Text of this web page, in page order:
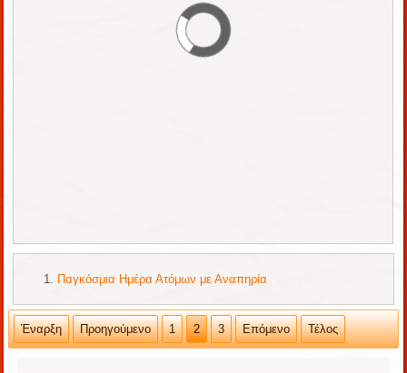
Παγκόσμια Ημέρα Ατόμων με Αναπηρία
Έναρξη Προηγούμενο 1 2 3 Επόμενο Τέλος